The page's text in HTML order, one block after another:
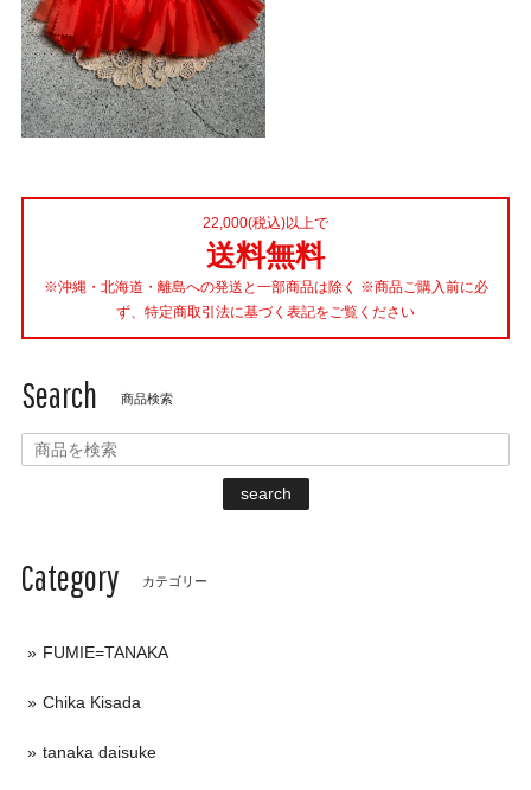
22,000(税込)以上で
送料無料
※沖縄・北海道・離島への発送と一部商品は除く ※商品ご購入前に必
ず、特定商取引法に基づく表記をご覧ください
Search 商品検索
search
Category カテゴリー
FUMIE=TANAKA
Chika Kisada
tanaka daisuke